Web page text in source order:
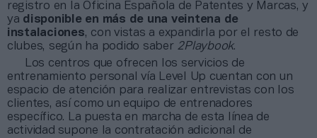
registro en la Oficina Española de Patentes y Marcas, y
ya disponible en más de una veintena de
instalaciones, con vistas a expandirla por el resto de
clubes, según ha podido saber 2Playbook.
Los centros que ofrecen los servicios de
entrenamiento personal vía Level Up cuentan con un
espacio de atención para realizar entrevistas con los
clientes, así como un equipo de entrenadores
específico. La puesta en marcha de esta línea de
actividad supone la contratación adicional de